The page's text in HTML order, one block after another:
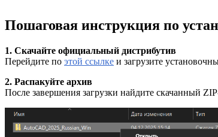
Пошаговая инструкция по
1. Скачайте официальный дистрибутив
Перейдите по этой ссылке и загрузите
2. Распакуйте архив
После завершения загрузки найдите скачанный